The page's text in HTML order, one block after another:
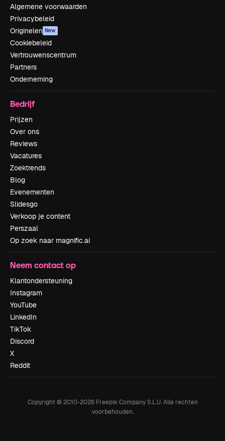
Algemene voorwaarden
Privacybeleid
Originelen New
Cookiebeleid
Vertrouwenscentrum
Partners
Onderneming
Bedrijf
Prijzen
Over ons
Reviews
Vacatures
Zoektrends
Blog
Evenementen
Slidesgo
Verkoop je content
Perszaal
Op zoek naar magnific.ai
Neem contact op
Klantondersteuning
Instagram
YouTube
LinkedIn
TikTok
Discord
X
Reddit
Copyright © 2010-2026Freepik Company S.L.U. Alle rechten
voorbehouden.